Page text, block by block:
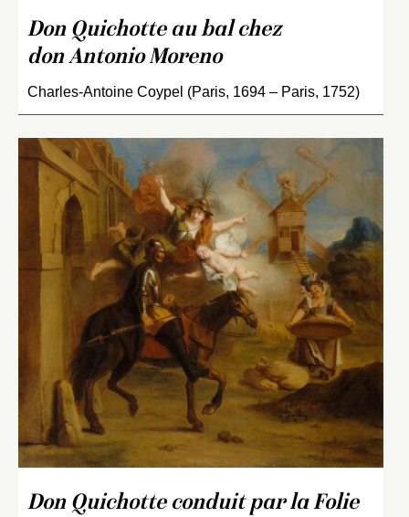
Don Quichotte au bal chez
don Antonio Moreno
Charles-Antoine Coypel (Paris, 1694 – Paris, 1752)
Don Quichotte conduit par la Folie